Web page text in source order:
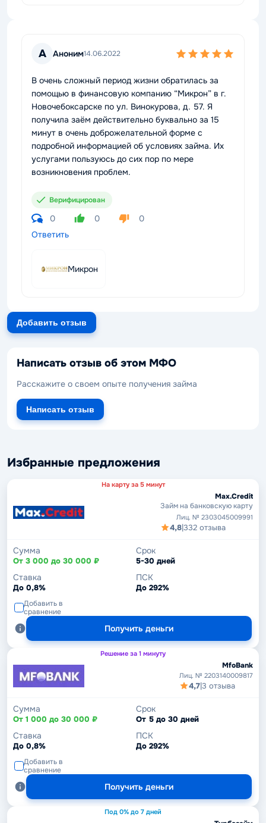
А Аноним14.06.2022
В очень сложный период жизни обратилась за
помощью в финансовую компанию “Микрон” в г.
Новочебоксарске по ул. Винокурова, д. 57. Я
получила заём действительно буквально за 15
минут в очень доброжелательной форме с
подробной информацией об условиях займа. Их
услугами пользуюсь до сих пор по мере
возникновения проблем.
Верифицирован
0 0
0
Ответить
Микрон
Добавить отзыв
Написать отзыв об этом МФО
Расскажите о своем опыте получения займа
Написать отзыв
Избранные предложения
На карту за 5 минут
Max.Credit
Займ на банковскую карту
Лиц. № 2303045009991
4,8|332 отзыва
Сумма
От 3 000 до 30 000 ₽
Срок
5-30 дней
Ставка
До 0,8%
ПСК
До 292%
Добавить в
сравнение
Получить деньги
Решение за 1 минуту
MfoBank
Лиц. № 2203140009817
4,7|3 отзыва
Сумма
От 1 000 до 30 000 ₽
Срок
От 5 до 30 дней
Ставка
До 0,8%
ПСК
До 292%
Добавить в
сравнение
Получить деньги
Под 0% до 7 дней